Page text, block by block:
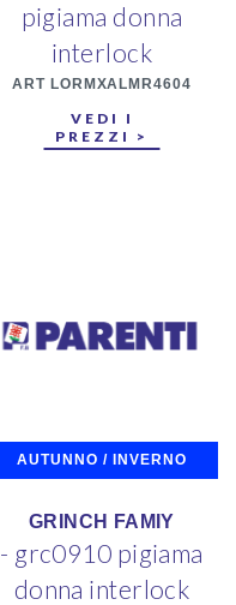
pigiama donna
interlock
ART LORMXALMR4604
VEDI I
PREZZI >
AUTUNNO / INVERNO
GRINCH FAMIY
- grc0910 pigiama
donna interlock